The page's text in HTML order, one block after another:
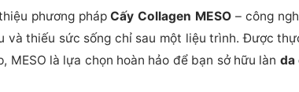
phương phápCấy Collagen MESO – công
và thiếu sức sống chỉ sau một liệu trình. Được
là lựa chọn hoàn hảo để bạn sở hữu làn da